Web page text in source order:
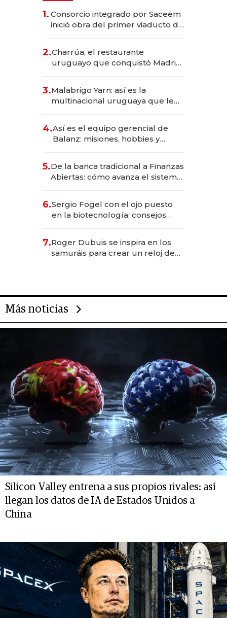
1. Consorcio integrado por Saceem
inició obra del primer viaducto de
millones
2.Charrúa, el restaurante
uruguayo que conquistó Madrid:
anticipación y prepara apertura
3.Malabrigo Yarn: así es la
multinacional uruguaya que le
4.Así es el equipo gerencial de
Balanz: misiones, hobbies y
5.De la banca tradicional a Finanzas
Abiertas: cómo avanza el sistema
6.Sergio Fogel con el ojo puesto
en la biotecnología: consejos
rol de la IA
7.Roger Dubuis se inspira en los
samuráis para crear un reloj de
Más noticias
Silicon Valley entrena a sus propios rivales: así
llegan los datos de IA de Estados Unidos a
China